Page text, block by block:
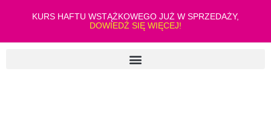
KURS HAFTU WSTĄŻKOWEGO JUŻ W SPRZEDAŻY,
DOWIEDŹ SIĘ WIĘCEJ!